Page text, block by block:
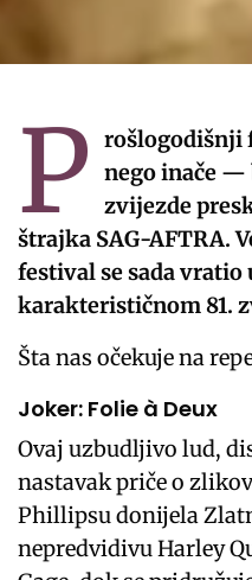
P
rošlogodišnji
nego inače —
zvijezde
štrajka SAG-AFTRA.
festival se sada vratio
karakterističnom 81.
Šta nas očekuje na
Joker: Folie à Deux
Ovaj uzbudljivo lud,
nastavak priče o
Phillipsu donijela
nepredvidivu Harley